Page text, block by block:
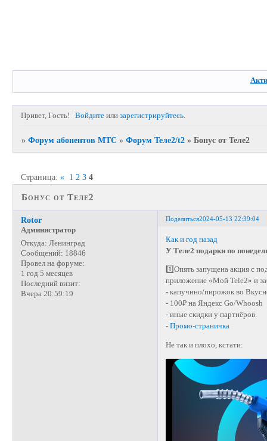
Привет, Гость! Войдите илизарегистрируйтесь.
»Форум абонентов МТС »Форум Теле2/t2 »Бонус от Теле2
Бонус от Теле2
Страница:« 1 2 3 4
Поделиться2024-05-13 22:39:04
Rotor
Администратор
Откуда: Ленинград
Сообщений: 18846
Провел на форуме:
1 год 5 месяцев
Последний визит:
Вчера 20:59:19
Как и год назад
У Теле2 подарки по
1️⃣Опять запущена акция с
приложение «Мой Tele2» и
- капучино/пирожок во
- 100₽ на Яндекс Go/Whoosh
- иные скидки у партнёров.
-Промо-страничка
Не так и плохо, кстати: